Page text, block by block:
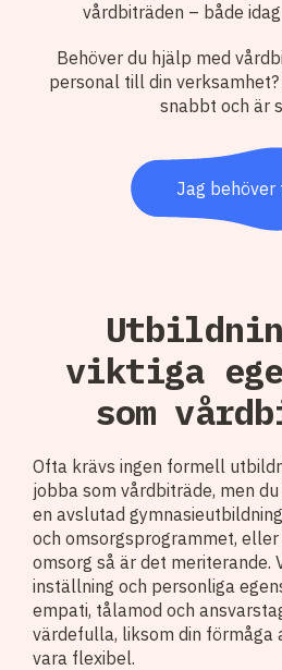
vårdbiträden – både
Behöver du hjälp med
personal till din verksamhet?
snabbt och är
Jag
viktiga
som
Ofta krävs ingen formell
jobba som vårdbiträde, men
en avslutad
och omsorgsprogrammet,
omsorg så är det meriterande.
inställning och personliga
empati, tålamod och
värdefulla, liksom din förmåga
vara flexibel.